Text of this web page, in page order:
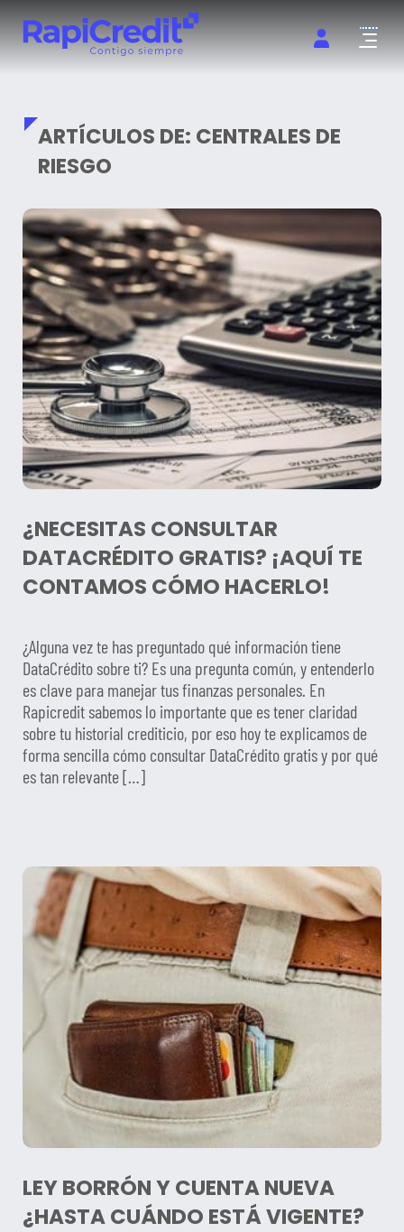
Abrir
ARTÍCULOS DE: CENTRALES DE
RIESGO
¿NECESITAS CONSULTAR
DATACRÉDITO GRATIS? ¡AQUÍ TE
CONTAMOS CÓMO HACERLO!
¿Alguna vez te has preguntado qué información tiene
DataCrédito sobre ti? Es una pregunta común, y entenderlo
es clave para manejar tus finanzas personales. En
Rapicredit sabemos lo importante que es tener claridad
sobre tu historial crediticio, por eso hoy te explicamos de
forma sencilla cómo consultar DataCrédito gratis y por qué
es tan relevante […]
LEY BORRÓN Y CUENTA NUEVA
¿HASTA CUÁNDO ESTÁ VIGENTE?